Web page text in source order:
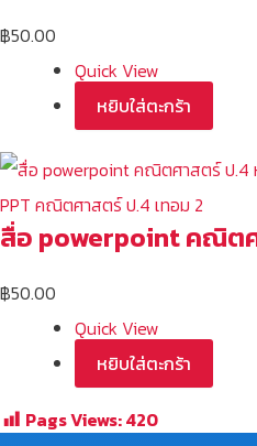
฿50.00
Quick View
หยิบใส่ตะกร้า
PPT คณิตศาสตร์ ป.4 เทอม 2
สื่อ powerpoint คณิต
฿50.00
Quick View
หยิบใส่ตะกร้า
Pags Views:420